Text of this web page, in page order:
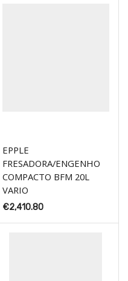
EPPLE
FRESADORA/ENGENHO
COMPACTO BFM 20L
VARIO
€2,410.80